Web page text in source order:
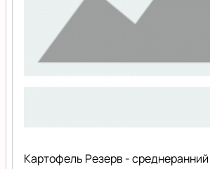
Картофель Резерв -